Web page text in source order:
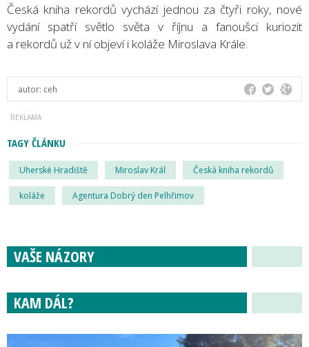
Česká kniha rekordů vychází jednou za čtyři roky, nové
vydání spatří světlo světa v říjnu a fanoušci kuriozit
a rekordů už v ní objeví i koláže Miroslava Krále.
autor: ceh
TAGY ČLÁNKU
Uherské Hradiště Miroslav Král Česká kniha rekordů
koláže Agentura Dobrý den Pelhřimov
VAŠE NÁZORY
KAM DÁL?